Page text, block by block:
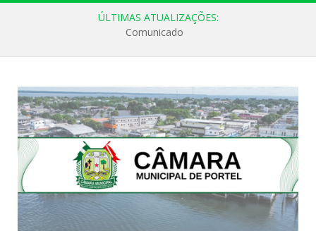
ÚLTIMAS ATUALIZAÇÕES:
Comunicado